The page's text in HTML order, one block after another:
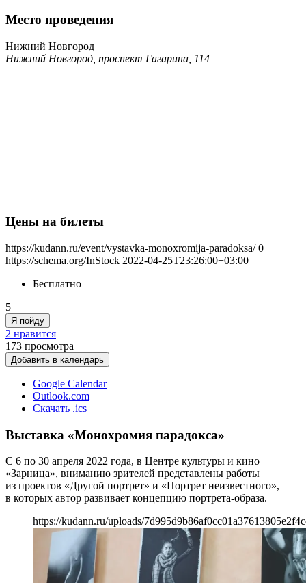
Место проведения
Нижний Новгород
Нижний Новгород, проспект Гагарина, 114
Цены на билеты
https://kudann.ru/event/vystavka-monoxromija-paradoksa/ 0
https://schema.org/InStock 2022-04-25T23:26:00+03:00
Бесплатно
5+
Я пойду
2 нравится
173 просмотра
Добавить в календарь
Google Calendar
Outlook.com
Скачать .ics
Выставка «Монохромия парадокса»
С 6 по 30 апреля 2022 года, в Центре культуры и кино
«Зарница», вниманию зрителей представлены работы
из проектов «Другой портрет» и «Портрет неизвестного»,
в которых автор развивает концепцию портрета-образа.
https://kudann.ru/uploads/